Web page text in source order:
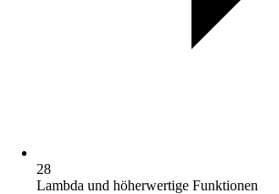
28
Lambda und höherwertige Funktionen